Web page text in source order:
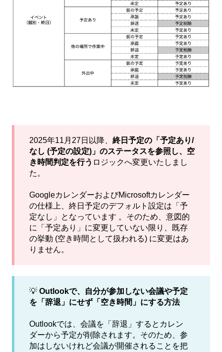
2025年11月27日以降、 終日予定の「予定あり/
なし (予定の設定)」のステータスを参照し、空
き時間判定を行う ロジックへ変更いたしまし
た。
GoogleカレンダーおよびMicrosoftカレンダー
の仕様上、終日予定のデフォルト設定は「予
定なし」となっています 。そのため、意図的
に「予定あり」に変更していない限り、既存
の挙動 (空き時間として扱われる) に変更はあ
りません。
💡 Outlookで、自分が参加しない会議や予定
を「辞退」にせず「空き時間」にする方法
Outlookでは、会議を「辞退」するとカレン
ダーから予定が削除されます。そのため、参
加はしないけれど会議が開催されることを把